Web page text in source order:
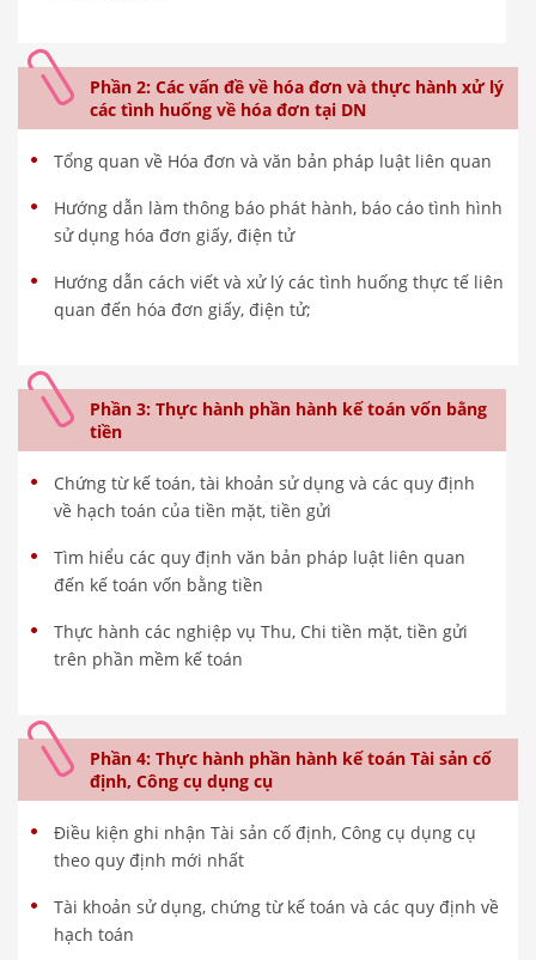
Phần 2: Các vấn đề về hóa đơn và thực hành xử lý
các tình huống về hóa đơn tại DN
Tổng quan về Hóa đơn và văn bản pháp luật liên quan
Hướng dẫn làm thông báo phát hành, báo cáo tình hình
sử dụng hóa đơn giấy, điện tử
Hướng dẫn cách viết và xử lý các tình huống thực tế liên
quan đến hóa đơn giấy, điện tử;
Phần 3: Thực hành phần hành kế toán vốn bằng
tiền
Chứng từ kế toán, tài khoản sử dụng và các quy định
về hạch toán của tiền mặt, tiền gửi
Tìm hiểu các quy định văn bản pháp luật liên quan
đến kế toán vốn bằng tiền
Thực hành các nghiệp vụ Thu, Chi tiền mặt, tiền gửi
trên phần mềm kế toán
Phần 4: Thực hành phần hành kế toán Tài sản cố
định, Công cụ dụng cụ
Điều kiện ghi nhận Tài sản cố định, Công cụ dụng cụ
theo quy định mới nhất
Tài khoản sử dụng, chứng từ kế toán và các quy định về
hạch toán